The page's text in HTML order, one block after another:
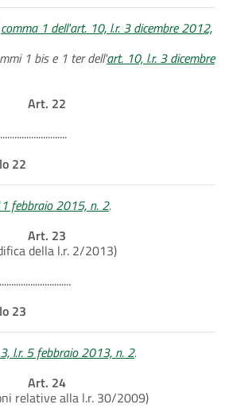
comma 1 dell'art. 10, l.r. 3 dicembre 2012,
1 bis e 1 ter dell'art. 10, l.r. 3 dicembre
Art. 22
22
febbraio 2015, n. 2.
Art. 23
della l.r. 2/2013)
23
l.r. 5 febbraio 2013, n. 2.
Art. 24
relative alla l.r. 30/2009)